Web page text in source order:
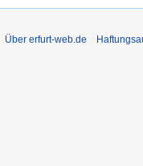
Über erfurt-web.de